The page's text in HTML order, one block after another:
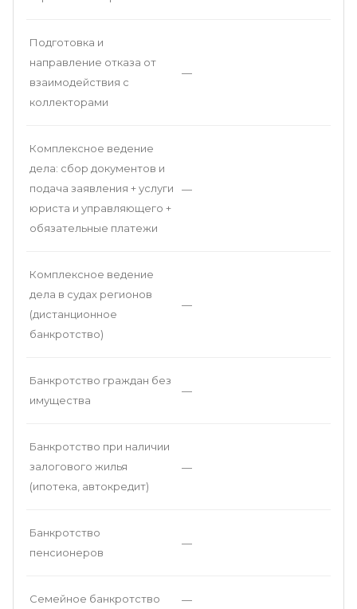
Подготовка и
направление отказа от
взаимодействия с
коллекторами
—
Комплексное ведение
дела: сбор документов и
подача заявления + услуги
юриста и управляющего +
обязательные платежи
—
Комплексное ведение
дела в судах регионов
(дистанционное
банкротство)
—
Банкротство граждан без
имущества
—
Банкротство при наличии
залогового жилья
(ипотека, автокредит)
—
Банкротство
пенсионеров
—
Семейное банкротство —